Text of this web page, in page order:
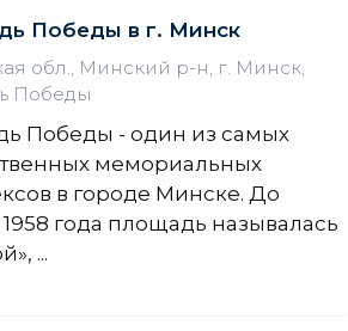
Победы в г. Минск
обл., Минский р-н, г. Минск,
Победы
Победы - один из самых
мемориальных
в городе Минске. До
года площадь называлась
...